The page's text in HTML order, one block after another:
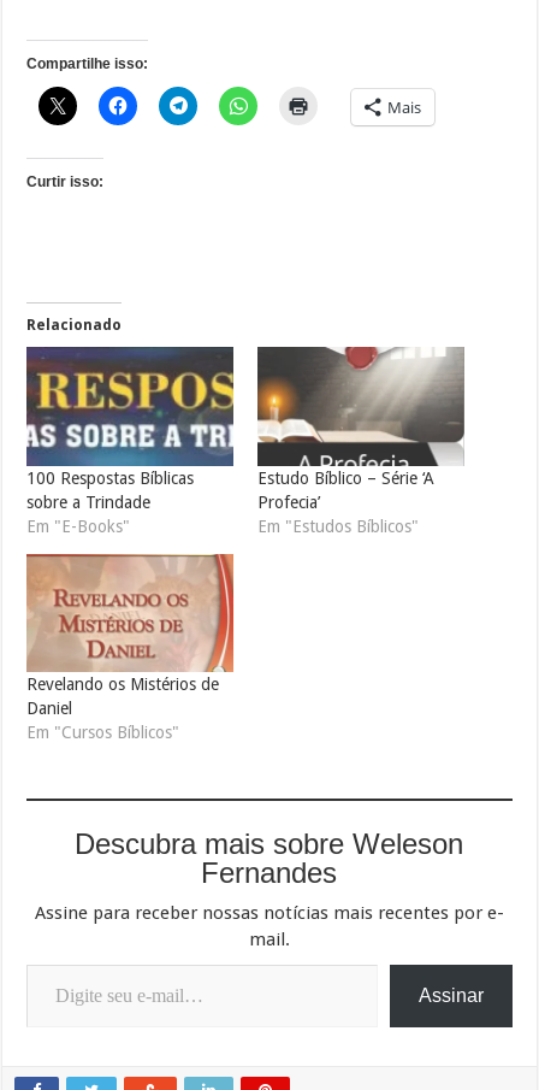
Compartilhe isso:
Mais
Curtir isso:
Relacionado
100 Respostas Bíblicas
sobre a Trindade
Em "E-Books"
Estudo Bíblico – Série ‘A
Profecia’
Em "Estudos Bíblicos"
Revelando os Mistérios de
Daniel
Em "Cursos Bíblicos"
Descubra mais sobre Weleson
Fernandes
Assine para receber nossas notícias mais recentes por e-
mail.
Digite seu e-mail…
Assinar